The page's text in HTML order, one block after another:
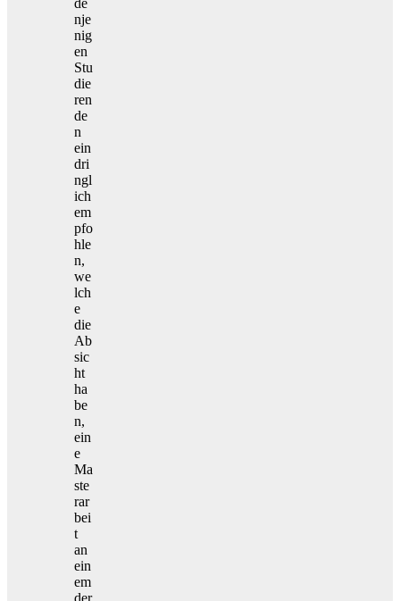
nje
nig
en
Stu
die
ren
de
n
ein
dri
ngl
ich
em
pfo
hle
n,
we
lch
e
die
Ab
sic
ht
ha
be
n,
ein
e
Ma
ste
rar
bei
t
an
ein
em
der